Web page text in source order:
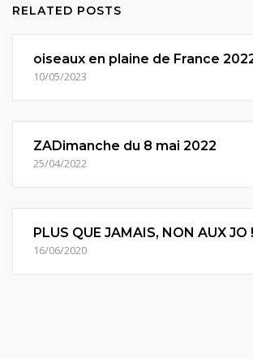
RELATED POSTS
oiseaux en plaine de France
10/05/2023
ZADimanche du 8 mai 2022
25/04/2022
PLUS QUE JAMAIS, NON AUX JO !
16/06/2020